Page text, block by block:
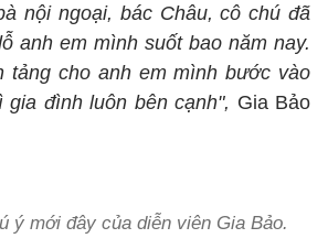
nội ngoại, bác Châu, cô chú đã
anh em mình suốt bao năm nay.
tảng cho anh em mình bước vào
đình luôn bên cạnh", Gia Bảo
ý mới đây của diễn viên Gia Bảo.